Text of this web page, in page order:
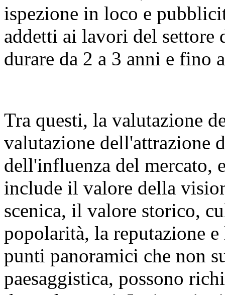
ispezione in loco e
addetti ai lavori del settore
durare da 2 a 3 anni e fino
Tra questi, la valutazione
valutazione dell'attrazione
dell'influenza del mercato,
include il valore della
scenica, il valore storico,
popolarità, la reputazione
punti panoramici che non
paesaggistica, possono